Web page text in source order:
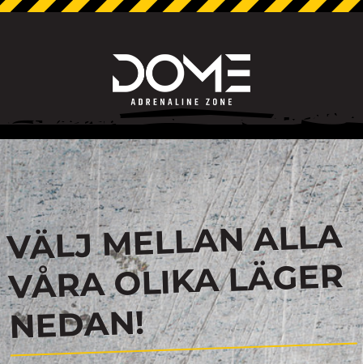
VÄLJ MELLAN ALLA
VÅRA OLIKA LÄGER
NEDAN!